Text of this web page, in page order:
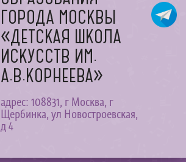
ГОРОДА МОСКВЫ
«ДЕТСКАЯ ШКОЛА
ИСКУССТВ ИМ.
А.В.КОРНЕЕВА»
адрес: 108831, г Москва, г
Щербинка, ул Новостроевская,
д 4